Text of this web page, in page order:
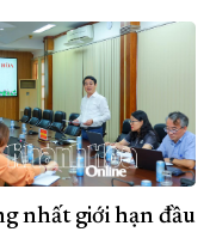
nhất giới hạn đầu